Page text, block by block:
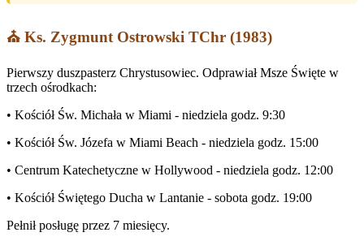
⛪ Ks. Zygmunt Ostrowski TChr (1983)
Pierwszy duszpasterz Chrystusowiec. Odprawiał Msze Święte w
trzech ośrodkach:
• Kościół Św. Michała w Miami - niedziela godz. 9:30
• Kościół Św. Józefa w Miami Beach - niedziela godz. 15:00
• Centrum Katechetyczne w Hollywood - niedziela godz. 12:00
• Kościół Świętego Ducha w Lantanie - sobota godz. 19:00
Pełnił posługę przez 7 miesięcy.